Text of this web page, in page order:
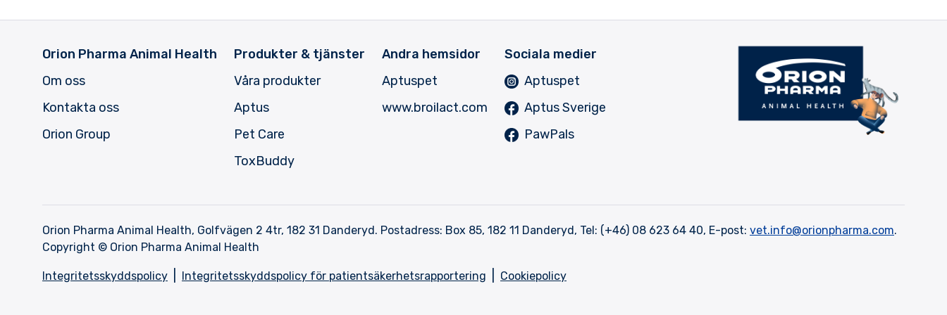
Orion Pharma Animal Health
Om oss
Kontakta oss
Orion Group
Produkter & tjänster
Våra produkter
Aptus
Pet Care
ToxBuddy
Andra hemsidor
Aptuspet
www.broilact.com
Sociala medier
Aptuspet
Aptus Sverige
PawPals
Orion Pharma Animal Health, Golfvägen 2 4tr, 182 31 Danderyd. Postadress: Box 85, 182 11 Danderyd, Tel: (+46) 08 623 64 40, E-post: vet.info@orionpharma.com.
Copyright © Orion Pharma Animal Health
Integritetsskyddspolicy Integritetsskyddspolicy för patientsäkerhetsrapportering Cookiepolicy